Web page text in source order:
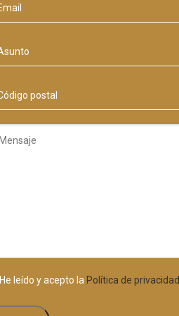
He leído y acepto la Política de privacidad